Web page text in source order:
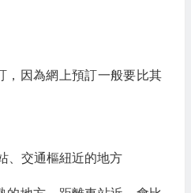
，因為網上預訂一般要比其
、交通樞紐近的地方